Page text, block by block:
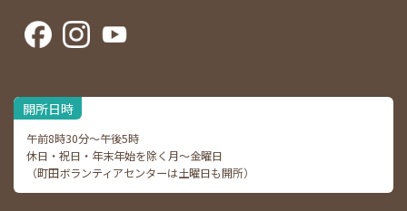
開所日時
午前8時30分～午後5時
休日・祝日・年末年始を除く月～金曜日
（町田ボランティアセンターは土曜日も開所）